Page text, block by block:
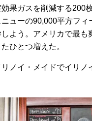
効果ガスを削減する200
ニューの90,000平方フ
しよう。アメリカで最も
たひとつ増えた。
リノイ・メイドでイリノ